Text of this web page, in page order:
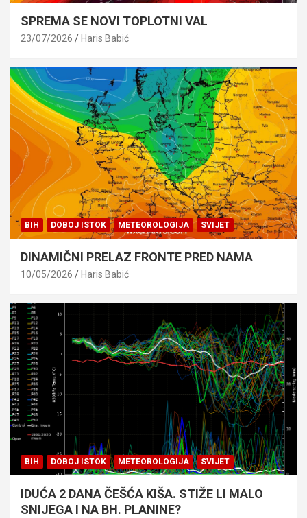
SPREMA SE NOVI TOPLOTNI VAL
23/07/2026 Haris Babić
BIH DOBOJ ISTOK METEOROLOGIJA SVIJET
DINAMIČNI PRELAZ FRONTE PRED NAMA
10/05/2026 Haris Babić
BIH DOBOJ ISTOK METEOROLOGIJA SVIJET
IDUĆA 2 DANA ČEŠĆA KIŠA. STIŽE LI MALO
SNIJEGA I NA BH. PLANINE?